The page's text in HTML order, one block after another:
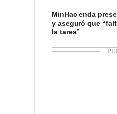
MinHacienda
y aseguró que
la tarea”